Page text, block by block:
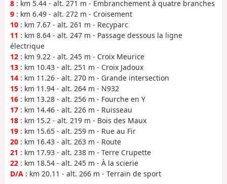
8 : km 5.44 - alt. 271 m - Embranchement à quatre branches
9 : km 6.49 - alt. 272 m - Croisement
10 : km 7.67 - alt. 261 m - Recyparc
11 : km 8.64 - alt. 247 m - Passage dessous la ligne
électrique
12 : km 9.22 - alt. 245 m - Croix Meurice
13 : km 10.43 - alt. 251 m - Croix Jadoux
14 : km 11.26 - alt. 270 m - Grande intersection
15 : km 11.94 - alt. 264 m - N932
16 : km 13.28 - alt. 256 m - Fourche en Y
17 : km 14.46 - alt. 226 m - Ruisseau
18 : km 15.2 - alt. 219 m - Bois des Maux
19 : km 15.65 - alt. 259 m - Rue au Fir
20 : km 16.43 - alt. 263 m - Route
21 : km 17.93 - alt. 238 m - Terre Crupette
22 : km 18.54 - alt. 245 m - À la scierie
D/A : km 20.11 - alt. 266 m - Terrain de sport